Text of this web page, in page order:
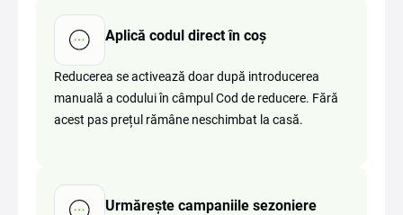
Aplică codul direct în coș
Reducerea se activează doar după introducerea
manuală a codului în câmpul Cod de reducere. Fără
acest pas prețul rămâne neschimbat la casă.
Urmărește campaniile sezoniere